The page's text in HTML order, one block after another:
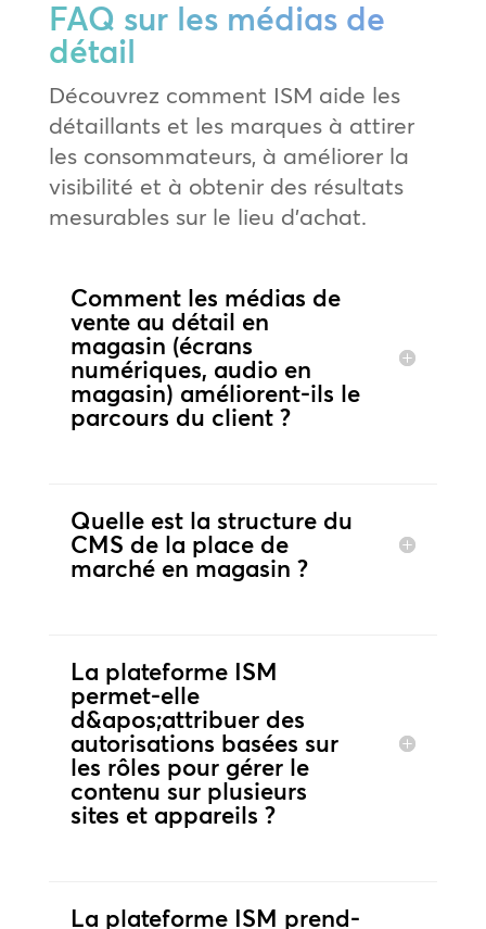
FAQ sur les médias de
détail
Découvrez comment ISM aide les
détaillants et les marques à attirer
les consommateurs, à améliorer la
visibilité et à obtenir des résultats
mesurables sur le lieu d’achat.
Comment les médias de
vente au détail en
magasin (écrans
numériques, audio en
magasin) améliorent-ils le
parcours du client ?
Quelle est la structure du
CMS de la place de
marché en magasin ?
La plateforme ISM
permet-elle
d&apos;attribuer des
autorisations basées sur
les rôles pour gérer le
contenu sur plusieurs
sites et appareils ?
La plateforme ISM prend-